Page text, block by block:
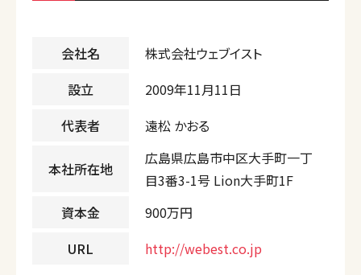
会社名
株式会社ウェブイスト
設立
2009年11月11日
代表者
遠松 かおる
本社所在地
広島県広島市中区大手町一丁
目3番3-1号 Lion大手町1F
資本金
900万円
URL
http://webest.co.jp